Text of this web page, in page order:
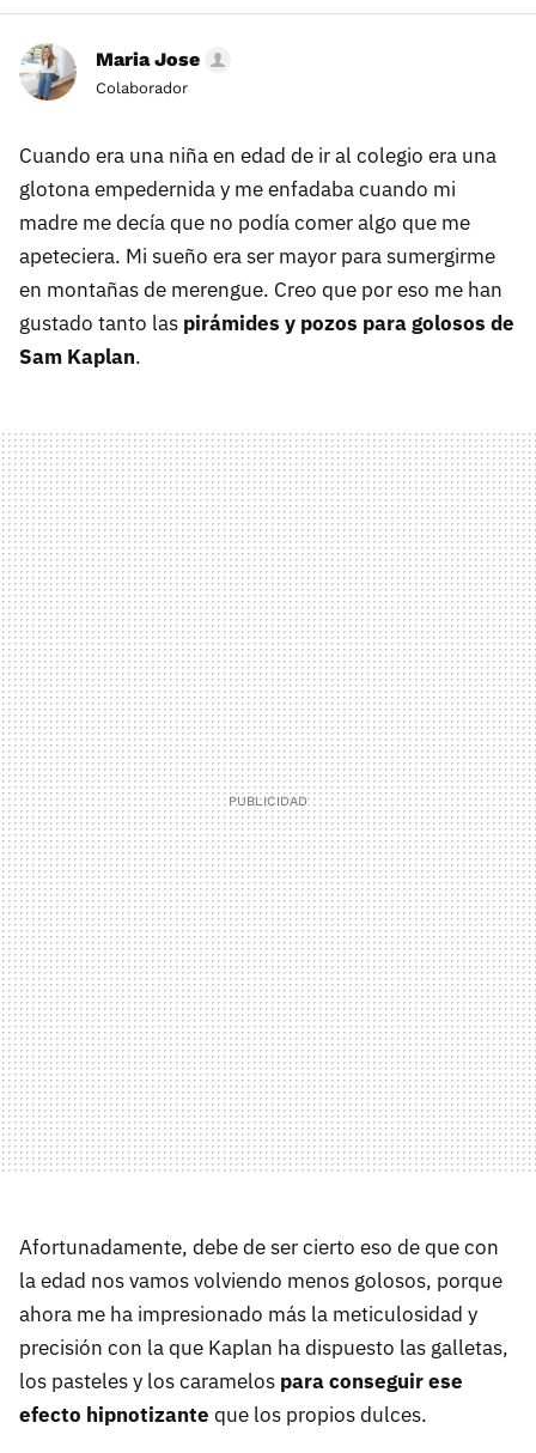
Maria Jose
Colaborador
Cuando era una niña en edad de ir al colegio era una
glotona empedernida y me enfadaba cuando mi
madre me decía que no podía comer algo que me
apeteciera. Mi sueño era ser mayor para sumergirme
en montañas de merengue. Creo que por eso me han
gustado tanto las pirámides y pozos para golosos de
Sam Kaplan.
Afortunadamente, debe de ser cierto eso de que con
la edad nos vamos volviendo menos golosos, porque
ahora me ha impresionado más la meticulosidad y
precisión con la que Kaplan ha dispuesto las galletas,
los pasteles y los caramelos para conseguir ese
efecto hipnotizante que los propios dulces.